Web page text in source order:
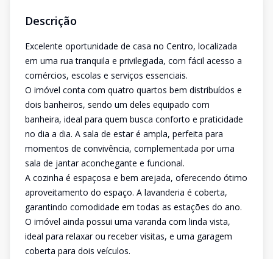
Descrição
Excelente oportunidade de casa no Centro, localizada
em uma rua tranquila e privilegiada, com fácil acesso a
comércios, escolas e serviços essenciais.
O imóvel conta com quatro quartos bem distribuídos e
dois banheiros, sendo um deles equipado com
banheira, ideal para quem busca conforto e praticidade
no dia a dia. A sala de estar é ampla, perfeita para
momentos de convivência, complementada por uma
sala de jantar aconchegante e funcional.
A cozinha é espaçosa e bem arejada, oferecendo ótimo
aproveitamento do espaço. A lavanderia é coberta,
garantindo comodidade em todas as estações do ano.
O imóvel ainda possui uma varanda com linda vista,
ideal para relaxar ou receber visitas, e uma garagem
coberta para dois veículos.